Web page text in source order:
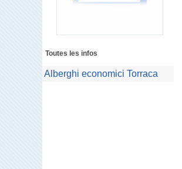
Toutes les infos
Alberghi economici Torraca